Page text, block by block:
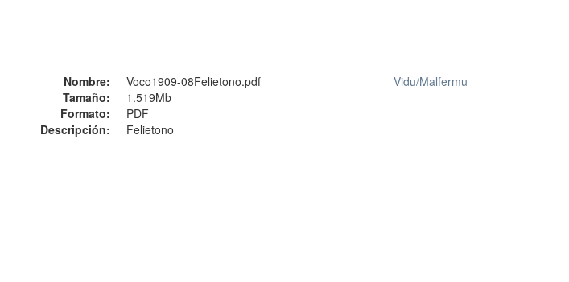
Nombre:
Voco1909-08Felietono.pdf
Tamaño:
1.519Mb
Formato:
PDF
Descripción:
Felietono
Vidu/Malfermu